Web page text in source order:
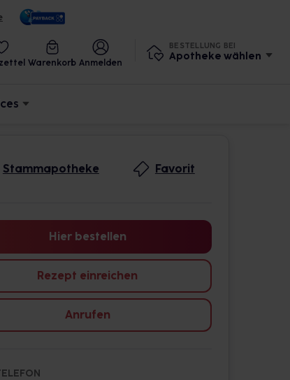
Warenkorb Anmelden
BESTELLUNG BEI
Apotheke wählen
Stammapotheke Favorit
Hier bestellen
Rezept einreichen
Anrufen